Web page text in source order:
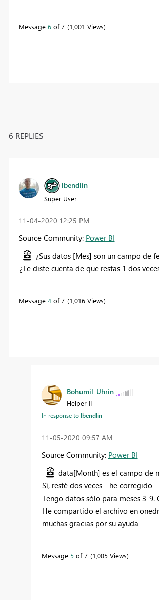
Message 6of 7 1,001 Views
6 REPLIES
lbendlin
Super User
‎11-04-2020 12:25 PM
Source Community: Power BI
¿Sus datos [Mes] son un campo de
¿Te diste cuenta de que restas 1 dos
Message 4of 7 1,016 Views
Bohumil_Uhrin
Helper II
In response tolbendlin
‎11-05-2020 09:57 AM
Source Community: Power BI
data[Month] es el campo de
Sí, resté dos veces - he corregido
Tengo datos sólo para meses 3-
He compartido el archivo en
muchas gracias por su ayuda
Message 5 of 7 1,005 Views